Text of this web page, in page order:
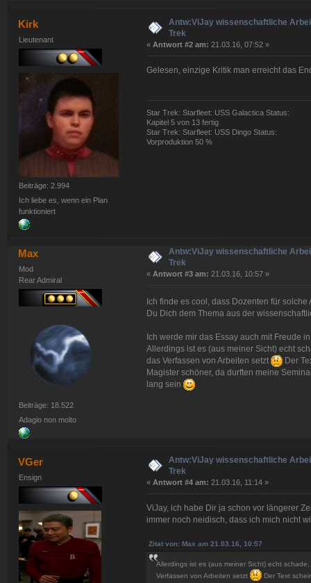
Kirk
Lieutenant
Beiträge: 2.994
Ich liebe es, wenn ein Plan
funktioniert
Antw:ViJay wissenschaftliche
Trek
« Antwort #2 am: 21.03.16, 07:52 »
Gelesen, einzige Kritik man erreicht das
Star Trek: Starfleet: USS Galactica Status:
Kapitel 5 von 13 fertig
Star Trek: Starfleet: USS Dingo Status:
Vorproduktion 50 %
Max
Mod
Rear Admiral
Beiträge: 18.522
Adagio non molto
Antw:ViJay wissenschaftliche
Trek
« Antwort #3 am: 21.03.16, 10:57 »
Ich finde es cool, dass Dozenten für
Du Dich dem Thema aus der
Ich werde mir das Essay auch mit Freude
Allerdings ist es (aus meiner Sicht) echt
das Verfassen von Arbeiten setzt
Der
Magister schöner, da durften meine
lang sein
VGer
Ensign
Antw:ViJay wissenschaftliche
Trek
« Antwort #4 am: 21.03.16, 11:14 »
ViJay, ich habe Dir ja schon vor längerer
immer noch neidisch, dass ich mich nicht
Zitat von: Max am 21.03.16, 10:57
Allerdings ist es (aus meiner Sicht) echt
Verfassen von Arbeiten setzt
Der Text